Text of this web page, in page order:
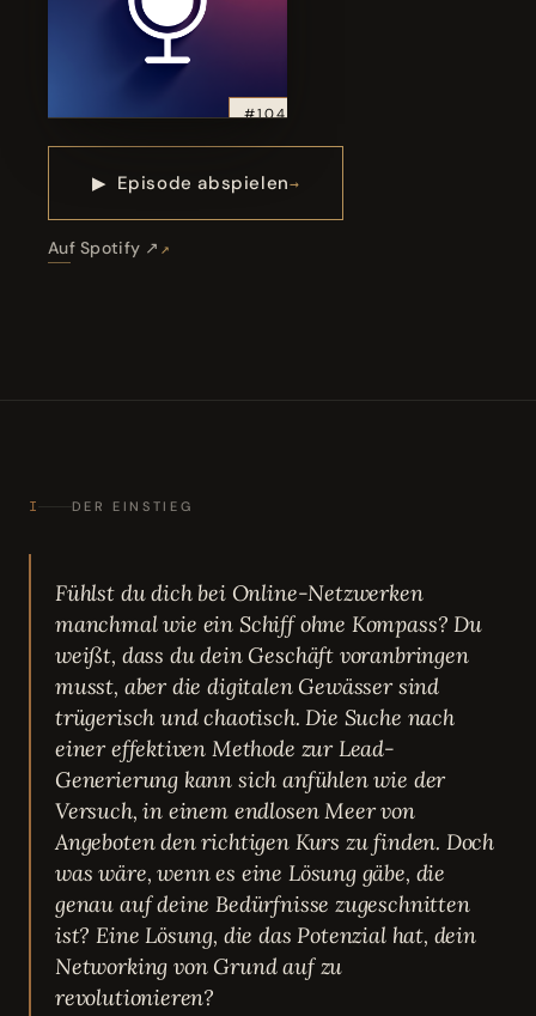
#104
▶ Episode abspielen
Auf Spotify ↗
I DER EINSTIEG
Fühlst du dich bei Online-Netzwerken
manchmal wie ein Schiff ohne Kompass? Du
weißt, dass du dein Geschäft voranbringen
musst, aber die digitalen Gewässer sind
trügerisch und chaotisch. Die Suche nach
einer effektiven Methode zur Lead-
Generierung kann sich anfühlen wie der
Versuch, in einem endlosen Meer von
Angeboten den richtigen Kurs zu finden. Doch
was wäre, wenn es eine Lösung gäbe, die
genau auf deine Bedürfnisse zugeschnitten
ist? Eine Lösung, die das Potenzial hat, dein
Networking von Grund auf zu
revolutionieren?